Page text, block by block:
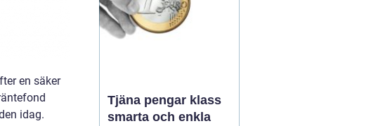
en säker
idag.
Stockholm har ...
Tjäna pengar klass
smarta och enkla